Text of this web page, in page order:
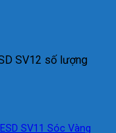
SV12 số lượng